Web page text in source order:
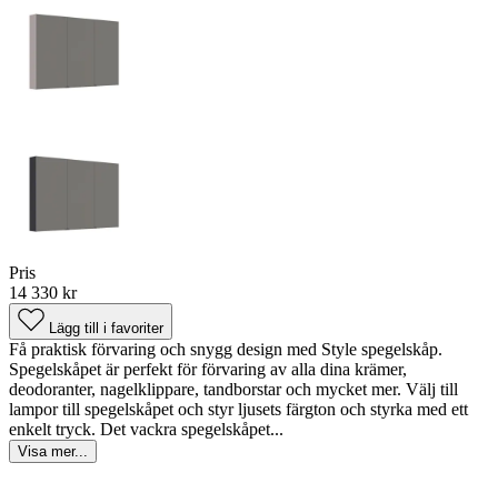
Pris
14 330 kr
Lägg till i favoriter
Få praktisk förvaring och snygg design med Style spegelskåp.
Spegelskåpet är perfekt för förvaring av alla dina krämer,
deodoranter, nagelklippare, tandborstar och mycket mer. Välj till
lampor till spegelskåpet och styr ljusets färgton och styrka med ett
enkelt tryck. Det vackra spegelskåpet...
Visa mer...